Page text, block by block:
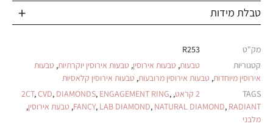
טבלת מידות
מק"ט
R253
קטגוריות
טבעות, טבעות אירוסין, טבעות אירוסין יוקרתיות, טבעות
אירוסין מיוחדות, טבעות אירוסין מרובעות, טבעות אירוסין קלאסיות
TAGS
2 קראט ,
2CT,CVD, DIAMONDS, ENGAGEMENT RING,
FANCY, LAB DIAMOND, NATURAL DIAMOND, RADIANT
, טבעת אירוסין,
מלבני